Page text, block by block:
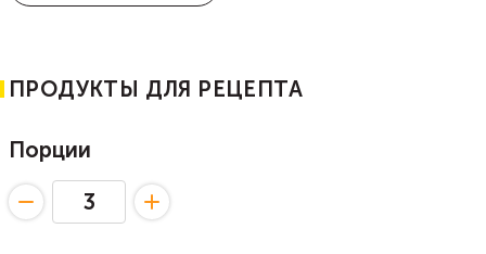
ПРОДУКТЫ ДЛЯ РЕЦЕПТА
Порции